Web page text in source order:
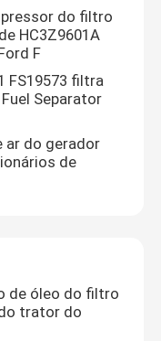
do filtro
HC3Z9601A
F
FS19573 filtra
Fuel Separator
ar do gerador
de
de óleo do filtro
trator do